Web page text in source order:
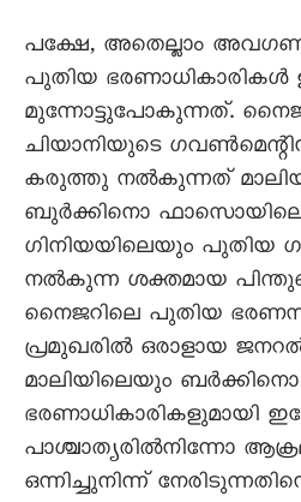
പക്ഷേ, അതെല്ലാം
പുതിയ ഭരണാധികാരികൾ
മുന്നോട്ടുപോകുന്നത്.
ചിയാനിയുടെ
കരുത്തു നൽകുന്നത്
ബുർക്കിനൊ
ഗിനിയയിലെയും പുതിയ
നൽകുന്ന ശക്തമായ
നെെജറിലെ പുതിയ
പ്രമുഖരിൽ ഒരാളായ
മാലിയിലെയും
ഭരണാധികാരികളുമായി
പാശ്ചാത്യരിൽനിന്നോ
ഒന്നിച്ചുനിന്ന്